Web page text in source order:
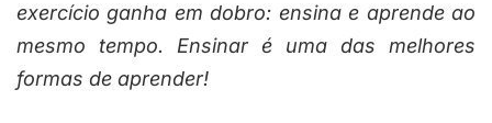
exercício ganha em dobro: ensina e aprende ao
mesmo tempo. Ensinar é uma das melhores
formas de aprender!